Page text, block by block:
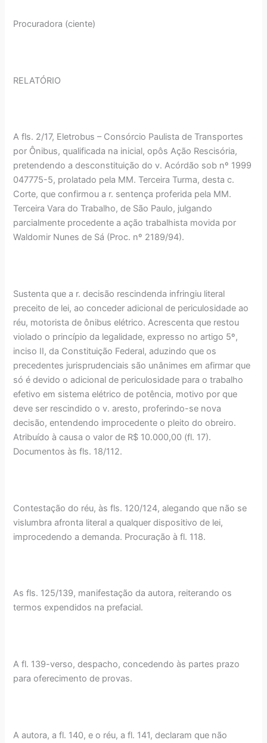
Procuradora (ciente)
RELATÓRIO
A fls. 2/17, Eletrobus – Consórcio Paulista de Transportes
por Ônibus, qualificada na inicial, opôs Ação Rescisória,
pretendendo a desconstituição do v. Acórdão sob nº 1999
047775-5, prolatado pela MM. Terceira Turma, desta c.
Corte, que confirmou a r. sentença proferida pela MM.
Terceira Vara do Trabalho, de São Paulo, julgando
parcialmente procedente a ação trabalhista movida por
Waldomir Nunes de Sá (Proc. nº 2189/94).
Sustenta que a r. decisão rescindenda infringiu literal
preceito de lei, ao conceder adicional de periculosidade ao
réu, motorista de ônibus elétrico. Acrescenta que restou
violado o princípio da legalidade, expresso no artigo 5º,
inciso II, da Constituição Federal, aduzindo que os
precedentes jurisprudenciais são unânimes em afirmar que
só é devido o adicional de periculosidade para o trabalho
efetivo em sistema elétrico de potência, motivo por que
deve ser rescindido o v. aresto, proferindo-se nova
decisão, entendendo improcedente o pleito do obreiro.
Atribuído à causa o valor de R$ 10.000,00 (fl. 17).
Documentos às fls. 18/112.
Contestação do réu, às fls. 120/124, alegando que não se
vislumbra afronta literal a qualquer dispositivo de lei,
improcedendo a demanda. Procuração à fl. 118.
As fls. 125/139, manifestação da autora, reiterando os
termos expendidos na prefacial.
A fl. 139-verso, despacho, concedendo às partes prazo
para oferecimento de provas.
A autora, a fl. 140, e o réu, a fl. 141, declaram que não